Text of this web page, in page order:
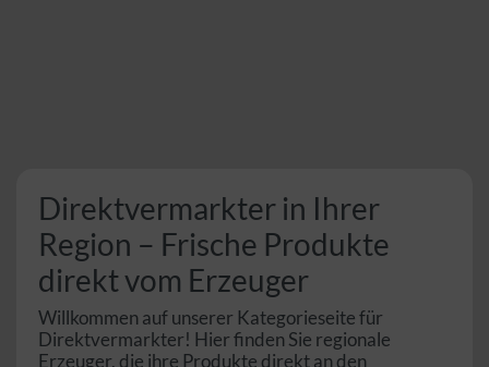
Direktvermarkter in Ihrer
Region – Frische Produkte
direkt vom Erzeuger
Willkommen auf unserer Kategorieseite für
Direktvermarkter! Hier finden Sie regionale
Erzeuger, die ihre Produkte direkt an den